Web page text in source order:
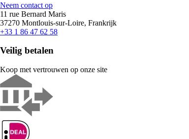
Neem contact op
11 rue Bernard Maris
37270 Montlouis-sur-Loire, Frankrijk
+33 1 86 47 62 58
Veilig betalen
Koop met vertrouwen op onze site